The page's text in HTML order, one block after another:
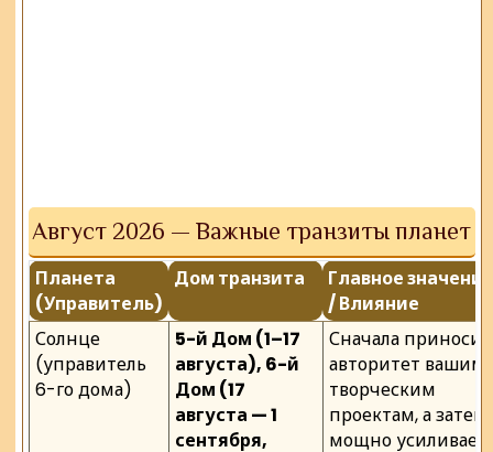
Август 2026 — Важные транзиты планет
Планета
(Управитель)
Дом транзита
Главное значение
/ Влияние
Солнце
(управитель
6-го дома)
5-й Дом (1–17
августа), 6-й
Дом (17
августа — 1
сентября,
Сначала приносит
авторитет вашим
творческим
проектам, а затем
мощно усиливает